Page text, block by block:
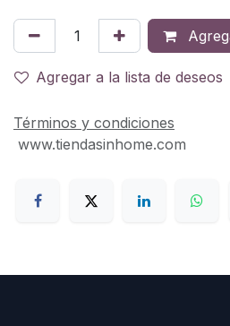
Agregar a la lista de deseos
Términos y condiciones
www.tiendasinhome.com